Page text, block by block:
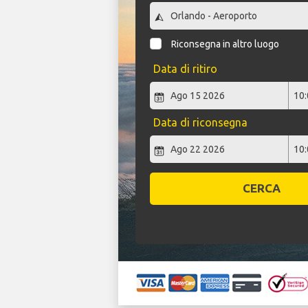
Riconsegna in altro luogo
Data di ritiro
Data di riconsegna
CERCA